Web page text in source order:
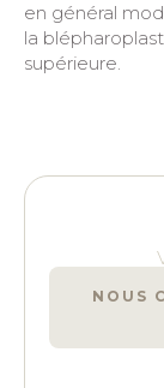
en général
la
supérieure.
NOUS